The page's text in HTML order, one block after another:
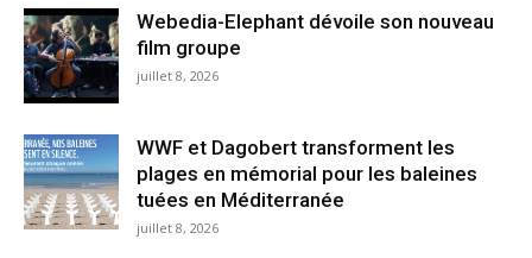
Webedia-Elephant dévoile son nouveau
film groupe
juillet 8, 2026
WWF et Dagobert transforment les
plages en mémorial pour les baleines
tuées en Méditerranée
juillet 8, 2026